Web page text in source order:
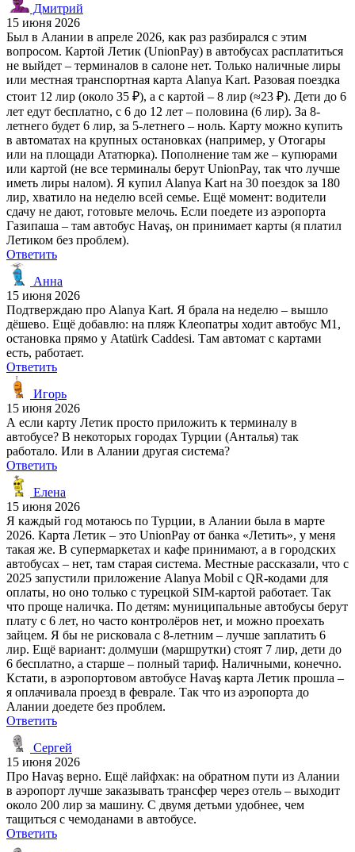
Дмитрий
15 июня 2026
Был в Алании в апреле 2026, как раз разбирался с этим
вопросом. Картой Летик (UnionPay) в автобусах расплатиться
не выйдет – терминалов в салоне нет. Только наличные лиры
или местная транспортная карта Alanya Kart. Разовая поездка
стоит 12 лир (около 35 ₽), а с картой – 8 лир (≈23 ₽). Дети до 6
лет едут бесплатно, с 6 до 12 лет – половина (6 лир). За 8-
летнего будет 6 лир, за 5-летнего – ноль. Карту можно купить
в автоматах на крупных остановках (например, у Отогары
или на площади Ататюрка). Пополнение там же – купюрами
или картой (не все терминалы берут UnionPay, так что лучше
иметь лиры налом). Я купил Alanya Kart на 30 поездок за 180
лир, хватило на неделю всей семье. Ещё момент: водители
сдачу не дают, готовьте мелочь. Если поедете из аэропорта
Газипаша – там автобус Havaş, он принимает карты (я платил
Летиком без проблем).
Ответить
Анна
15 июня 2026
Подтверждаю про Alanya Kart. Я брала на неделю – вышло
дёшево. Ещё добавлю: на пляж Клеопатры ходит автобус M1,
остановка прямо у Atatürk Caddesi. Там автомат с картами
есть, работает.
Ответить
Игорь
15 июня 2026
А если карту Летик просто приложить к терминалу в
автобусе? В некоторых городах Турции (Анталья) так
работало. Или в Алании другая система?
Ответить
Елена
15 июня 2026
Я каждый год мотаюсь по Турции, в Алании была в марте
2026. Карта Летик – это UnionPay от банка «Летить», у меня
такая же. В супермаркетах и кафе принимают, а в городских
автобусах – нет, там старая система. Местные рассказали, что с
2025 запустили приложение Alanya Mobil с QR-кодами для
оплаты, но оно только с турецкой SIM-картой работает. Так
что проще наличка. По детям: муниципальные автобусы берут
плату с 6 лет, но часто контролёров нет, и можно проехать
зайцем. Я бы не рисковала с 8-летним – лучше заплатить 6
лир. Ещё вариант: долмуши (маршрутки) стоят 7 лир, дети до
6 бесплатно, а старше – полный тариф. Наличными, конечно.
Кстати, в аэропортовом автобусе Havaş карта Летик прошла –
я оплачивала проезд в феврале. Так что из аэропорта до
Алании доедете без проблем.
Ответить
Сергей
15 июня 2026
Про Havaş верно. Ещё лайфхак: на обратном пути из Алании
в аэропорт лучше заказывать трансфер через отель – выходит
около 200 лир за машину. С двумя детьми удобнее, чем
тащиться с чемоданами в автобусе.
Ответить